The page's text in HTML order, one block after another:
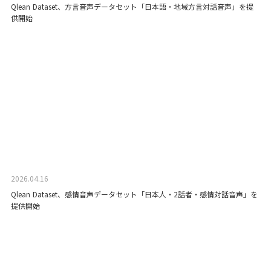
Qlean Dataset、方言音声データセット「日本語・地域方言対話音声」を提
供開始
2026.04.16
Qlean Dataset、感情音声データセット「日本人・2話者・感情対話音声」を
提供開始